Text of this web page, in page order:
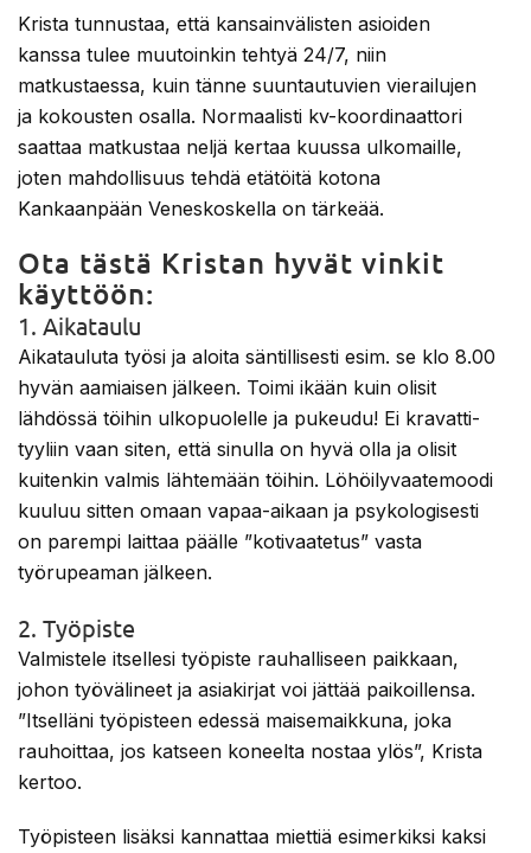
Krista tunnustaa, että kansainvälisten asioiden
kanssa tulee muutoinkin tehtyä 24/7, niin
matkustaessa, kuin tänne suuntautuvien vierailujen
ja kokousten osalla. Normaalisti kv-koordinaattori
saattaa matkustaa neljä kertaa kuussa ulkomaille,
joten mahdollisuus tehdä etätöitä kotona
Kankaanpään Veneskoskella on tärkeää.
Ota tästä Kristan hyvät vinkit
käyttöön:
1. Aikataulu
Aikatauluta työsi ja aloita säntillisesti esim. se klo 8.00
hyvän aamiaisen jälkeen. Toimi ikään kuin olisit
lähdössä töihin ulkopuolelle ja pukeudu! Ei kravatti-
tyyliin vaan siten, että sinulla on hyvä olla ja olisit
kuitenkin valmis lähtemään töihin. Löhöilyvaatemoodi
kuuluu sitten omaan vapaa-aikaan ja psykologisesti
on parempi laittaa päälle ”kotivaatetus” vasta
työrupeaman jälkeen.
2. Työpiste
Valmistele itsellesi työpiste rauhalliseen paikkaan,
johon työvälineet ja asiakirjat voi jättää paikoillensa.
”Itselläni työpisteen edessä maisemaikkuna, joka
rauhoittaa, jos katseen koneelta nostaa ylös”, Krista
kertoo.
Työpisteen lisäksi kannattaa miettiä esimerkiksi kaksi